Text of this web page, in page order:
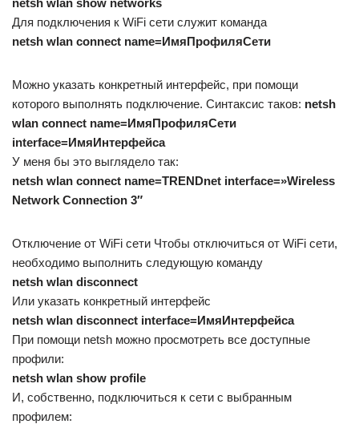
Для подключения к WiFi сети служит команда
netsh wlan connect name=ИмяПрофиляСети
Можно указать конкретный интерфейс, при помощи
которого выполнять подключение. Синтаксис таков: netsh
wlan connect name=ИмяПрофиляСети
interface=ИмяИнтерфейса
У меня бы это выглядело так:
netsh wlan connect name=TRENDnet interface=»Wireless
Network Connection 3″
Отключение от WiFi сети Чтобы отключиться от WiFi сети,
необходимо выполнить следующую команду
netsh wlan disconnect
Или указать конкретный интерфейс
netsh wlan disconnect interface=ИмяИнтерфейса
При помощи netsh можно просмотреть все доступные
профили:
netsh wlan show profile
И, собственно, подключиться к сети с выбранным
профилем: